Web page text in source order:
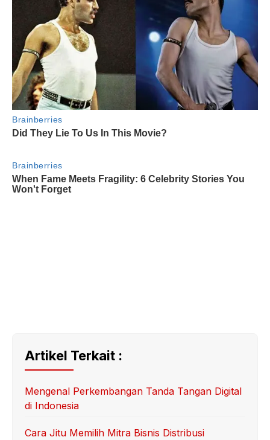
Artikel Terkait :
Mengenal Perkembangan Tanda Tangan Digital
di Indonesia
Cara Jitu Memilih Mitra Bisnis Distribusi